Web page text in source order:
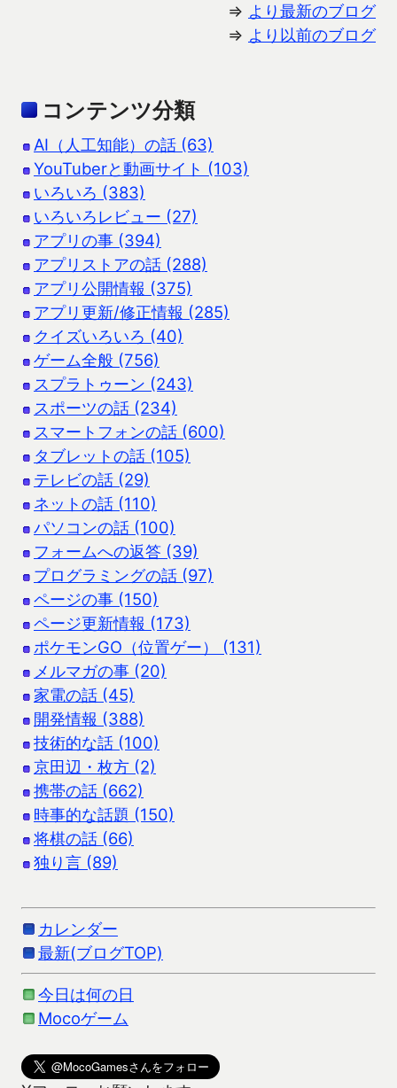
⇒ より最新のブログ
⇒ より以前のブログ
コンテンツ分類
AI（人工知能）の話 (63)
YouTuberと動画サイト (103)
いろいろ (383)
いろいろレビュー (27)
アプリの事 (394)
アプリストアの話 (288)
アプリ公開情報 (375)
アプリ更新/修正情報 (285)
クイズいろいろ (40)
ゲーム全般 (756)
スプラトゥーン (243)
スポーツの話 (234)
スマートフォンの話 (600)
タブレットの話 (105)
テレビの話 (29)
ネットの話 (110)
パソコンの話 (100)
フォームへの返答 (39)
プログラミングの話 (97)
ページの事 (150)
ページ更新情報 (173)
ポケモンGO（位置ゲー） (131)
メルマガの事 (20)
家電の話 (45)
開発情報 (388)
技術的な話 (100)
京田辺・枚方 (2)
携帯の話 (662)
時事的な話題 (150)
将棋の話 (66)
独り言 (89)
カレンダー
最新(ブログTOP)
今日は何の日
Mocoゲーム